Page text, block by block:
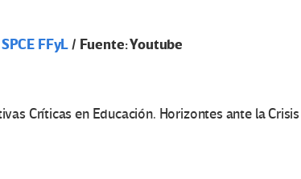
SPCE FFyL/ Fuente: Youtube
Críticas en Educación. Horizontes ante la Crisis